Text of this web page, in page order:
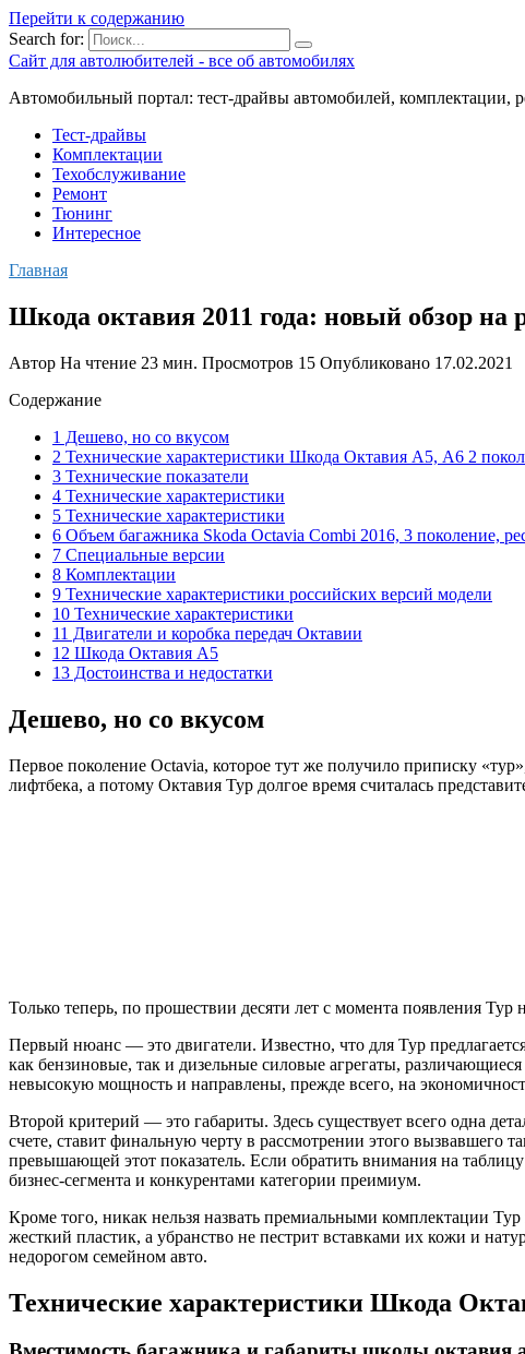
Перейти к содержанию
Search for:
Сайт для автолюбителей - все об автомобилях
Автомобильный портал: тест-драйвы автомобилей, комплектации,
Тест-драйвы
Комплектации
Техобслуживание
Ремонт
Тюнинг
Интересное
Главная
Шкода октавия 2011 года: новый обзор на
Автор На чтение 23 мин. Просмотров 15 Опубликовано 17.02.2021
Содержание
1 Дешево, но со вкусом
2 Технические характеристики Шкода Октавия А5, А6 2
3 Технические показатели
4 Технические характеристики
5 Технические характеристики
6 Объем багажника Skoda Octavia Combi 2016, 3 поколение,
7 Специальные версии
8 Комплектации
9 Технические характеристики российских версий модели
10 Технические характеристики
11 Двигатели и коробка передач Октавии
12 Шкода Октавия А5
13 Достоинства и недостатки
Дешево, но со вкусом
Первое поколение Octavia, которое тут же получило приписку
лифтбека, а потому Октавия Тур долгое время считалась
Только теперь, по прошествии десяти лет с момента появления
Первый нюанс — это двигатели. Известно, что для Тур
как бензиновые, так и дизельные силовые агрегаты,
невысокую мощность и направлены, прежде всего, на
Второй критерий — это габариты. Здесь существует всего одна
счете, ставит финальную черту в рассмотрении этого вызвавшего
превышающей этот показатель. Если обратить внимания на
бизнес-сегмента и конкурентами категории преимиум.
Кроме того, никак нельзя назвать премиальными комплектации
жесткий пластик, а убранство не пестрит вставками их кожи и
недорогом семейном авто.
Технические характеристики Шкода